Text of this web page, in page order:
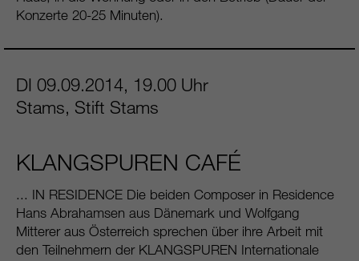
Konzerte 20-25 Minuten).
DI 09.09.2014, 19.00 Uhr
Stams, Stift Stams
KLANGSPUREN CAFÉ
... IN RESIDENCE Die beiden Composer in Residence
Hans Abrahamsen aus Dänemark und Wolfgang
Mitterer aus Österreich sprechen über ihre Arbeit mit
den Teilnehmern der KLANGSPUREN Internationale